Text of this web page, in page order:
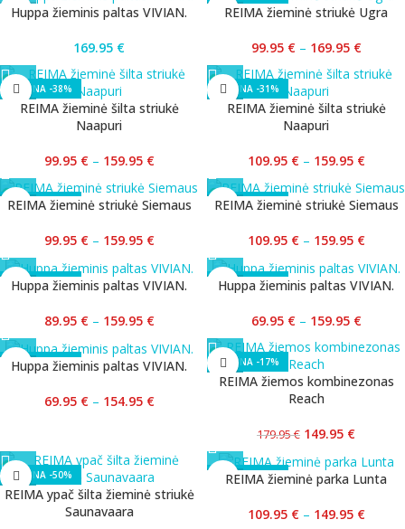
Huppa žieminis paltas VIVIAN.
169.95 €
-41%
REIMA žieminė striukė Ugra
99.95 € – 169.95 €
-38%
REIMA žieminė šilta striukė
Naapuri
99.95 € – 159.95 €
-31%
REIMA žieminė šilta striukė
Naapuri
109.95 € – 159.95 €
-38%
REIMA žieminė striukė Siemaus
99.95 € – 159.95 €
-31%
REIMA žieminė striukė Siemaus
109.95 € – 159.95 €
-40%
Huppa žieminis paltas VIVIAN.
89.95 € – 159.95 €
-53%
Huppa žieminis paltas VIVIAN.
69.95 € – 159.95 €
-53%
Huppa žieminis paltas VIVIAN.
69.95 € – 154.95 €
-17%
REIMA žiemos kombinezonas
Reach
179.95€ 149.95 €
-50%
REIMA ypač šilta žieminė striukė
Saunavaara
-27%
REIMA žieminė parka Lunta
109.95 € – 149.95 €